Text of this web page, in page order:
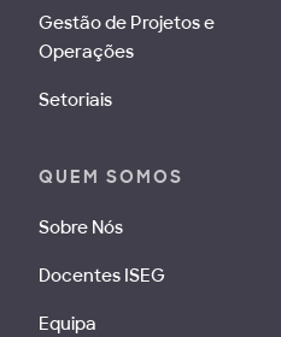
Gestão de Projetos e
Operações
Setoriais
QUEM SOMOS
Sobre Nós
Docentes ISEG
Equipa